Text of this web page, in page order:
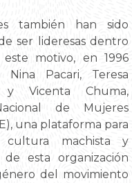
también han sido
ser lideresas dentro
motivo, en 1996
Pacari, Teresa
y Vicenta Chuma,
de Mujeres
una plataforma para
cultura machista y
esta organización
del movimiento